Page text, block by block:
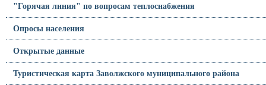
"Горячая линия" по вопросам теплоснабжения
Опросы населения
Открытые данные
Туристическая карта Заволжского муниципального района